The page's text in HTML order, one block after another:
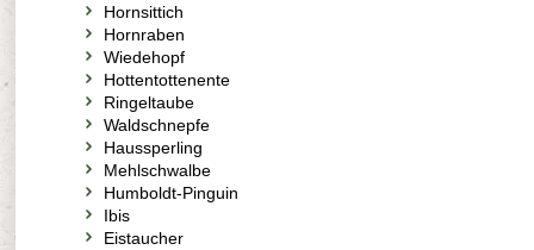
Hornsittich
Hornraben
Wiedehopf
Hottentottenente
Ringeltaube
Waldschnepfe
Haussperling
Mehlschwalbe
Humboldt-Pinguin
Ibis
Eistaucher